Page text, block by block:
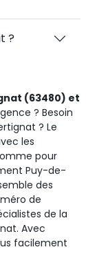
?
(63480) et
? Besoin
? Le
les
pour
Puy-de-
des
de
de la
Avec
facilement